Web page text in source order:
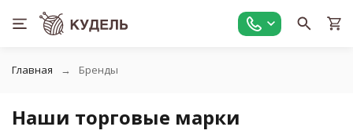
Главная Бренды
Наши торговые марки